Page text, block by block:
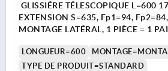
GLISSIÉRE TÉLESCOPIQUE L=600
EXTENSION S=635, Fp1=94,
MONTAGE LATÉRAL, 1 PIÈCE = 1
LONGUEUR=600
TYPE DE PRODUIT=STANDARD